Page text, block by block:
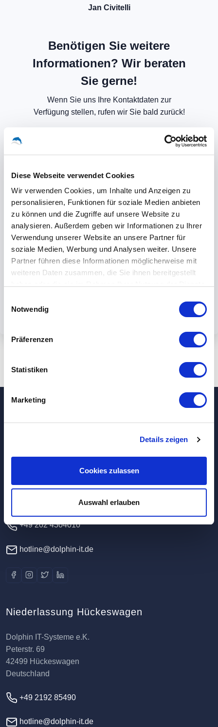
Diese Webseite verwendet Cookies
Wir verwenden Cookies, um Inhalte und Anzeigen zu
personalisieren, Funktionen für soziale Medien anbieten
zu können und die Zugriffe auf unsere Website zu
analysieren. Außerdem geben wir Informationen zu Ihrer
Verwendung unserer Website an unsere Partner für
soziale Medien, Werbung und Analysen weiter. Unsere
Partner führen diese Informationen möglicherweise mit
weiteren Daten zusammen, die Sie ihnen bereitgestellt
Notwendig
Präferenzen
Statistiken
Marketing
Details zeigen
Cookies zulassen
Auswahl erlauben
Jan Civitelli
Benötigen Sie weitere
Informationen? Wir beraten
Sie gerne!
Wenn Sie uns Ihre Kontaktdaten zur
Verfügung stellen, rufen wir Sie bald zurück!
Mit dem Absenden des Formulars
akzeptieren Sie unsere
Datenschutzbestimmungen.
Hauptverwaltung / Rechenzentrum
42389 Wuppertal
+49 202 4304010
hotline@dolphin-it.de
Niederlassung Hückeswagen
Dolphin IT-Systeme e.K.
Peterstr. 69
42499 Hückeswagen
Deutschland
+49 2192 85490
hotline@dolphin-it.de